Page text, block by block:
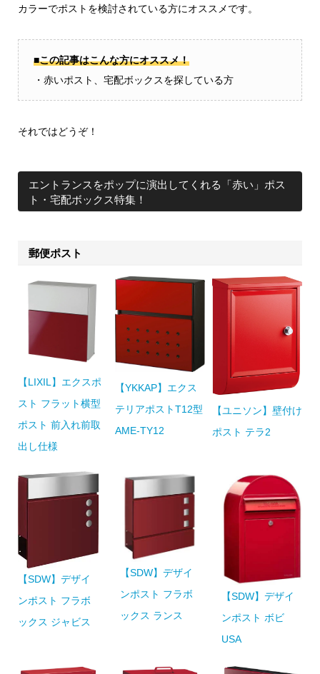
カラーでポストを検討されている方にオススメです。
■この記事はこんな方にオススメ！
・赤いポスト、宅配ボックスを探している方
それではどうぞ！
エントランスをポップに演出してくれる「赤い」ポス
ト・宅配ボックス特集！
郵便ポスト
【LIXIL】エクスポ
スト フラット横型
ポスト 前入れ前取
出し仕様
【YKKAP】エクス
テリアポストT12型
AME-TY12
【ユニソン】壁付け
ポスト テラ2
【SDW】デザイ
ンポスト フラボ
ックス ジャビス
【SDW】デザイ
ンポスト フラボ
ックス ランス
【SDW】デザイ
ンポスト ボビ
USA